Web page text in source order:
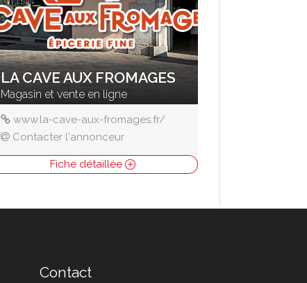
LA CAVE AUX FROMAGES
Magasin et vente en ligne
www.la-cave-aux-fromages.fr/
Contacter l'annonceur
Fiche détaillée
Contact